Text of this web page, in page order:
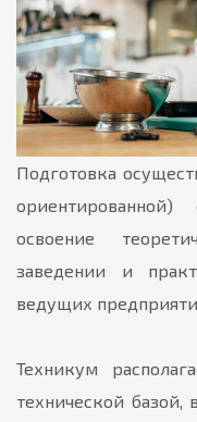
Подготовка
ориентированной)
освоение
заведении и
ведущих
Техникум
технической